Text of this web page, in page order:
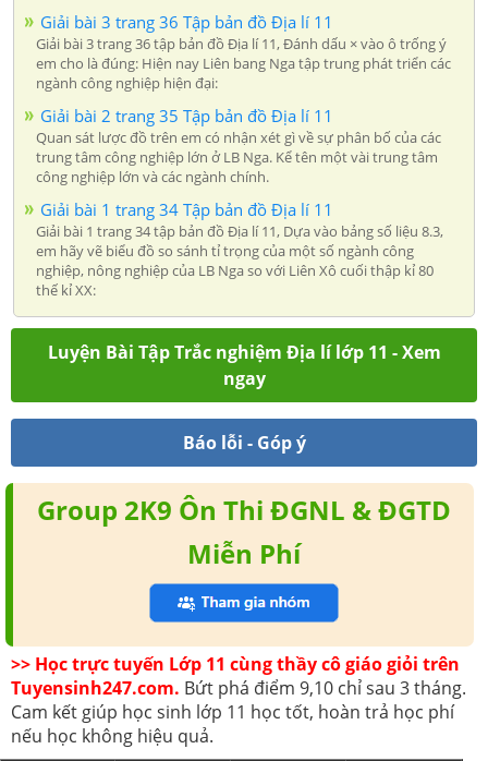
Giải bài 3 trang 36 Tập bản đồ Địa lí 11
Giải bài 3 trang 36 tập bản đồ Địa lí 11, Đánh dấu × vào ô trống ý
em cho là đúng: Hiện nay Liên bang Nga tập trung phát triển các
ngành công nghiệp hiện đại:
Giải bài 2 trang 35 Tập bản đồ Địa lí 11
Quan sát lược đồ trên em có nhận xét gì về sự phân bố của các
trung tâm công nghiệp lớn ở LB Nga. Kể tên một vài trung tâm
công nghiệp lớn và các ngành chính.
Giải bài 1 trang 34 Tập bản đồ Địa lí 11
Giải bài 1 trang 34 tập bản đồ Địa lí 11, Dựa vào bảng số liệu 8.3,
em hãy vẽ biểu đồ so sánh tỉ trọng của một số ngành công
nghiệp, nông nghiệp của LB Nga so với Liên Xô cuối thập kỉ 80
thế kỉ XX:
Luyện Bài Tập Trắc nghiệm Địa lí lớp 11 - Xem
ngay
Báo lỗi - Góp ý
Group 2K9 Ôn Thi ĐGNL & ĐGTD
Miễn Phí
>> Học trực tuyến Lớp 11 cùng thầy cô giáo giỏi trên
Tuyensinh247.com. Bứt phá điểm 9,10 chỉ sau 3 tháng.
Cam kết giúp học sinh lớp 11 học tốt, hoàn trả học phí
nếu học không hiệu quả.